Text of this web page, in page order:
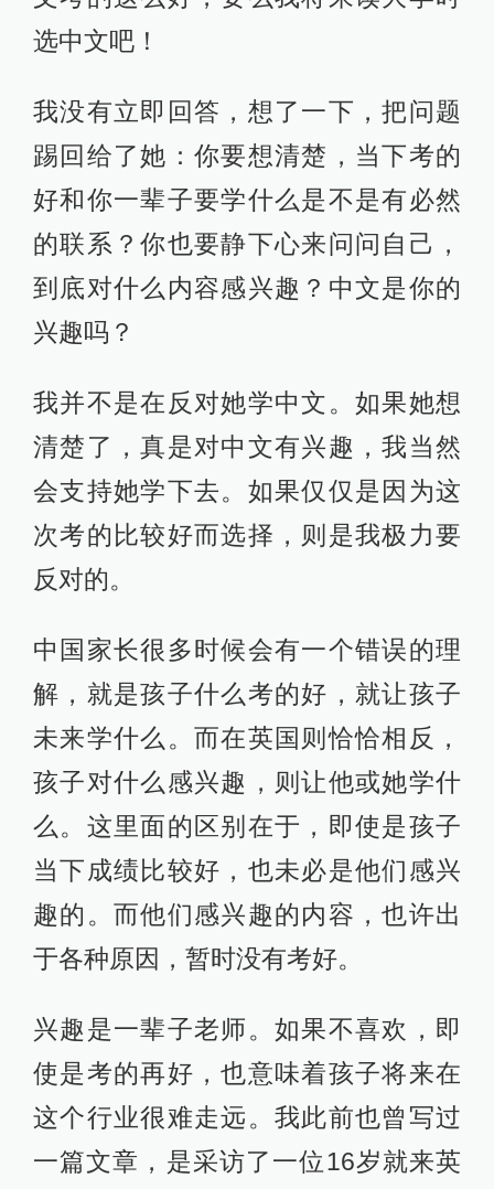
选中文吧！
我没有立即回答，想了一下，把问题
踢回给了她：你要想清楚，当下考的
好和你一辈子要学什么是不是有必然
的联系？你也要静下心来问问自己，
到底对什么内容感兴趣？中文是你的
兴趣吗？
我并不是在反对她学中文。如果她想
清楚了，真是对中文有兴趣，我当然
会支持她学下去。如果仅仅是因为这
次考的比较好而选择，则是我极力要
反对的。
中国家长很多时候会有一个错误的理
解，就是孩子什么考的好，就让孩子
未来学什么。而在英国则恰恰相反，
孩子对什么感兴趣，则让他或她学什
么。这里面的区别在于，即使是孩子
当下成绩比较好，也未必是他们感兴
趣的。而他们感兴趣的内容，也许出
于各种原因，暂时没有考好。
兴趣是一辈子老师。如果不喜欢，即
使是考的再好，也意味着孩子将来在
这个行业很难走远。我此前也曾写过
一篇文章，是采访了一位16岁就来英